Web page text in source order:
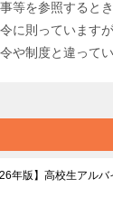
等を参照すると
に則っています
や制度と違って
年版】高校生アル